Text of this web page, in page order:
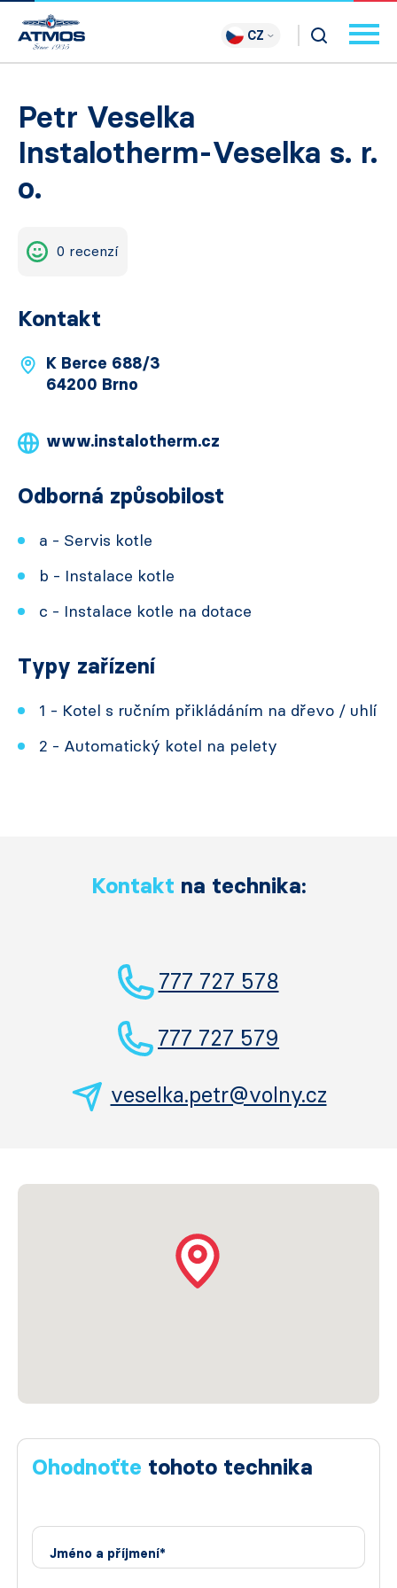
CZ
Petr Veselka
Instalotherm-Veselka s. r.
o.
0 recenzí
Kontakt
K Berce 688/3
64200 Brno
www.instalotherm.cz
Odborná způsobilost
a - Servis kotle
b - Instalace kotle
c - Instalace kotle na dotace
Typy zařízení
1 - Kotel s ručním přikládáním na dřevo / uhlí
2 - Automatický kotel na pelety
Kontakt na technika:
777 727 578
777 727 579
veselka.petr@volny.cz
Ohodnoťte tohoto technika
Jméno a příjmení*